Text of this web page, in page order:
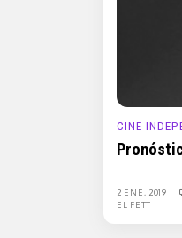
CINE
2 ENE, 2019
EL FETT